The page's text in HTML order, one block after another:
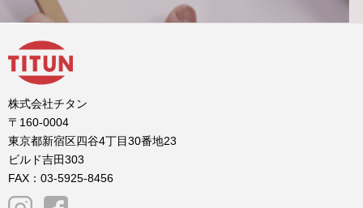
株式会社チタン
〒160-0004
東京都新宿区四谷4丁目30番地23
ビルド吉田303
FAX：03-5925-8456